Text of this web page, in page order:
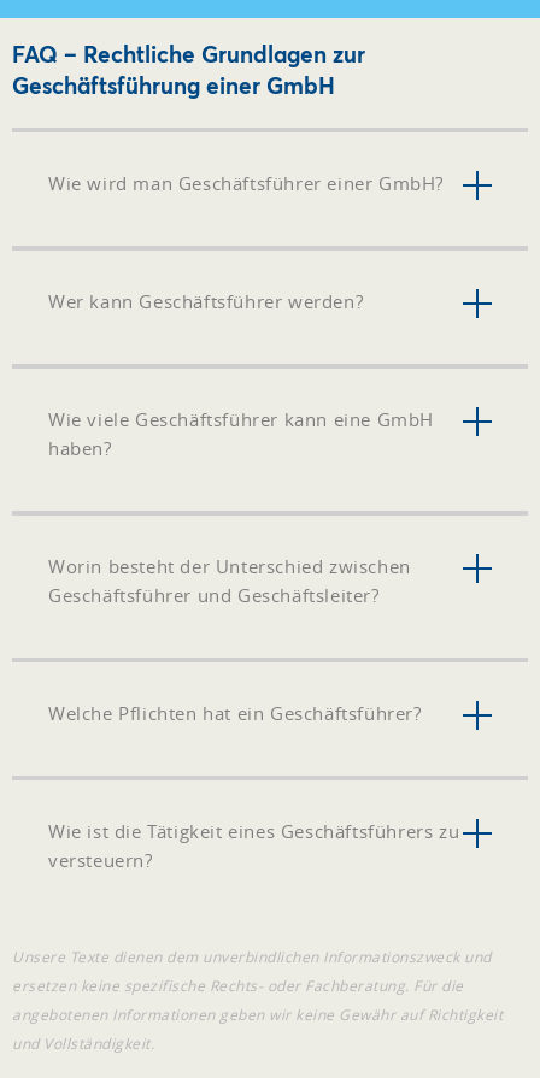
FAQ – Rechtliche Grundlagen zur
Geschäftsführung einer GmbH
Wie wird man Geschäftsführer einer GmbH?
Wer kann Geschäftsführer werden?
Wie viele Geschäftsführer kann eine GmbH
haben?
Worin besteht der Unterschied zwischen
Geschäftsführer und Geschäftsleiter?
Welche Pflichten hat ein Geschäftsführer?
Wie ist die Tätigkeit eines Geschäftsführers zu
versteuern?
Unsere Texte dienen dem unverbindlichen Informationszweck und
ersetzen keine spezifische Rechts- oder Fachberatung. Für die
angebotenen Informationen geben wir keine Gewähr auf Richtigkeit
und Vollständigkeit.